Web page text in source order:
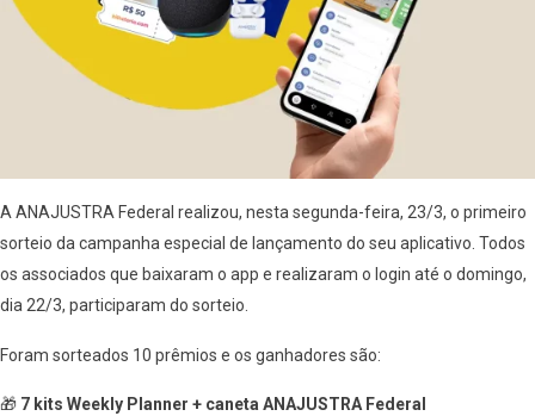
A ANAJUSTRA Federal realizou, nesta segunda-feira, 23/3, o primeiro
sorteio da campanha especial de lançamento do seu aplicativo. Todos
os associados que baixaram o app e realizaram o login até o domingo,
dia 22/3, participaram do sorteio.
Foram sorteados 10 prêmios e os ganhadores são:
🎁 7 kits Weekly Planner + caneta ANAJUSTRA Federal